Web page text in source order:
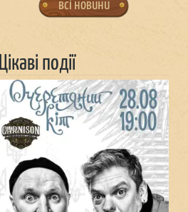
всі новини
Цікаві події